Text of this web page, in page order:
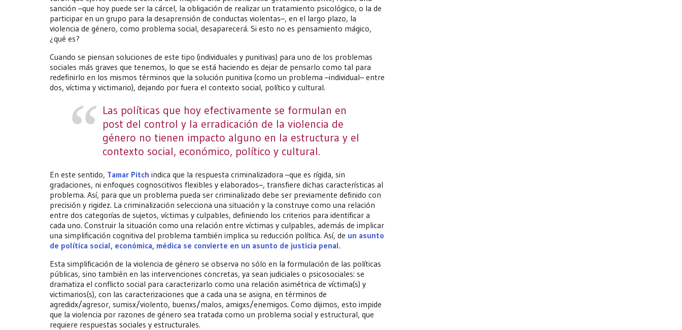
sanción –que hoy puede ser la cárcel, la obligación de realizar un tratamiento psicológico, o la de
participar en un grupo para la desaprensión de conductas violentas–, en el largo plazo, la
violencia de género, como problema social, desaparecerá. Si esto no es pensamiento mágico,
¿qué es?
Cuando se piensan soluciones de este tipo (individuales y punitivas) para uno de los problemas
sociales más graves que tenemos, lo que se está haciendo es dejar de pensarlo como tal para
redefinirlo en los mismos términos que la solución punitiva (como un problema –individual– entre
dos, víctima y victimario), dejando por fuera el contexto social, político y cultural.
Las políticas que hoy efectivamente se formulan en
post del control y la erradicación de la violencia de
género no tienen impacto alguno en la estructura y el
contexto social, económico, político y cultural.
En este sentido, Tamar Pitch indica que la respuesta criminalizadora –que es rígida, sin
gradaciones, ni enfoques cognoscitivos flexibles y elaborados–, transfiere dichas características al
problema. Así, para que un problema pueda ser criminalizado debe ser previamente definido con
precisión y rigidez. La criminalización selecciona una situación y la construye como una relación
entre dos categorías de sujetos, víctimas y culpables, definiendo los criterios para identificar a
cada uno. Construir la situación como una relación entre víctimas y culpables, además de implicar
una simplificación cognitiva del problema también implica su reducción política. Así, de un asunto
de política social, económica, médica se convierte en un asunto de justicia penal.
Esta simplificación de la violencia de género se observa no sólo en la formulación de las políticas
públicas, sino también en las intervenciones concretas, ya sean judiciales o psicosociales: se
dramatiza el conflicto social para caracterizarlo como una relación asimétrica de víctima(s) y
victimarios(s), con las caracterizaciones que a cada una se asigna, en términos de
agredidx/agresor, sumisx/violento, buenxs/malos, amigxs/enemigos. Como dijimos, esto impide
que la violencia por razones de género sea tratada como un problema social y estructural, que
requiere respuestas sociales y estructurales.